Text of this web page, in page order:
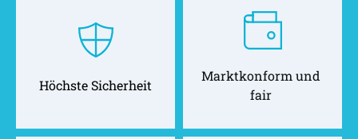
Höchste Sicherheit
Marktkonform und
fair